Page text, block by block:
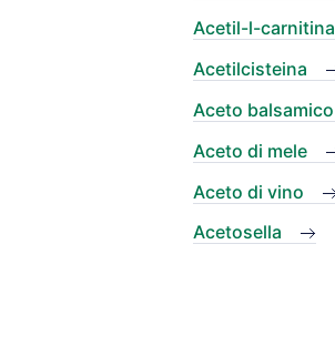
Acetil-l-carnitina
Acetilcisteina
Aceto balsamico
Aceto di mele
Aceto di vino
Acetosella